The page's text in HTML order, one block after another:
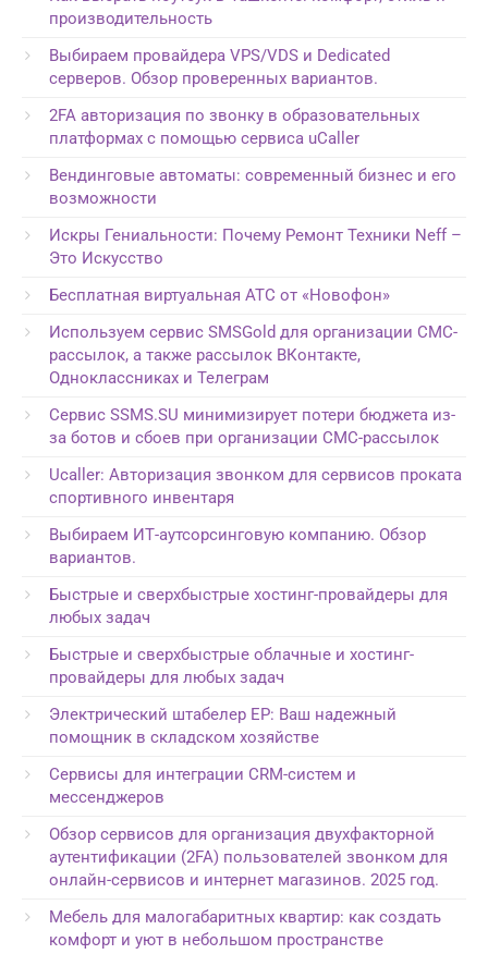
производительность
Выбираем провайдера VPS/VDS и Dedicated
серверов. Обзор проверенных вариантов.
2FA авторизация по звонку в образовательных
платформах с помощью сервиса uCaller
Вендинговые автоматы: современный бизнес и его
возможности
Искры Гениальности: Почему Ремонт Техники Neff –
Это Искусство
Бесплатная виртуальная АТС от «Новофон»
Используем сервис SMSGold для организации СМС-
рассылок, а также рассылок ВКонтакте,
Одноклассниках и Телеграм
Сервис SSMS.SU минимизирует потери бюджета из-
за ботов и сбоев при организации СМС-рассылок
Ucaller: Авторизация звонком для сервисов проката
спортивного инвентаря
Выбираем ИТ-аутсорсинговую компанию. Обзор
вариантов.
Быстрые и сверхбыстрые хостинг-провайдеры для
любых задач
Быстрые и сверхбыстрые облачные и хостинг-
провайдеры для любых задач
Электрический штабелер EP: Ваш надежный
помощник в складском хозяйстве
Сервисы для интеграции CRM-систем и
мессенджеров
Обзор сервисов для организация двухфакторной
аутентификации (2FA) пользователей звонком для
онлайн-сервисов и интернет магазинов. 2025 год.
Мебель для малогабаритных квартир: как создать
комфорт и уют в небольшом пространстве